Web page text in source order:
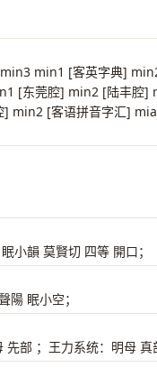
min1 [客英字典]
[东莞腔] min2 [陆丰腔]
] min2 [客语拼音字汇]
小韻 莫賢切 四等 開口；
陽 眠小空；
部 ；王力系统：明母 真